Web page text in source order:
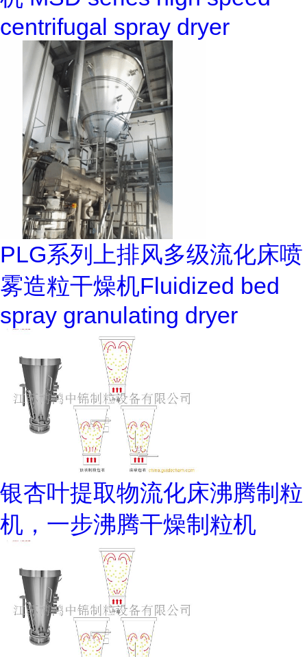
centrifugal spray dryer
PLG系列上排风多级流化床喷
雾造粒干燥机Fluidized bed
spray granulating dryer
银杏叶提取物流化床沸腾制粒
机，一步沸腾干燥制粒机